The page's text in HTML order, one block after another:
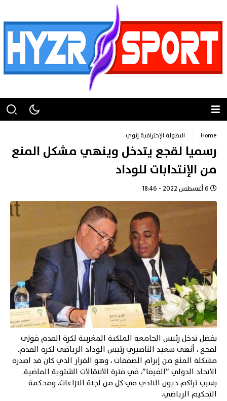
Home البطولة الإحترافية إنوي
رسميا لقجع يتدخل وينهي مشكل المنع
من الإنتدابات للوداد
بفضل تدخل رئيس الجامعة الملكية المغربية لكرة القدم فوزي
لقجع ، أنهى سعيد الناصيري رئيس الوداد الرياضي لكرة القدم.
مشكلة المنع من إبرام الصفقات ، وهو القرار الذي كان قد اصدره
الاتحاد الدولي ”الفيفا”، في فترة الانتقالات الشتوية الماضية.
بسبب تراكم ديون النادي في كل من لجنة النزاعات، ومحكمة
التحكيم الرياضي.